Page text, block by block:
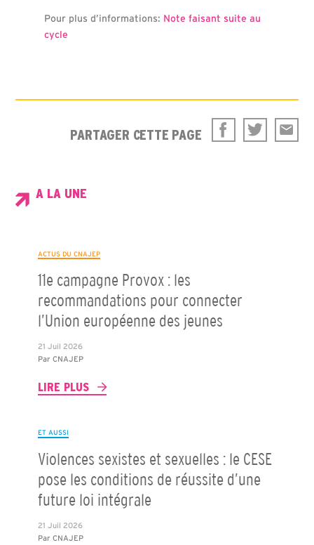
Pour plus d’informations: Note faisant suite au
cycle
PARTAGER CETTE PAGE
A LA UNE
ACTUS DU CNAJEP
11e campagne Provox : les
recommandations pour connecter
l’Union européenne des jeunes
21 Juil 2026
Par CNAJEP
LIRE PLUS
ET AUSSI
Violences sexistes et sexuelles : le CESE
pose les conditions de réussite d’une
future loi intégrale
21 Juil 2026
Par CNAJEP